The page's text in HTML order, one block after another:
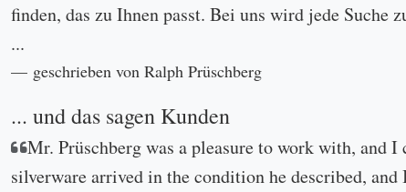
finden, das zu Ihnen passt. Bei uns wird jede Suche
...
geschrieben von Ralph Prüschberg
... und das sagen Kunden
Mr. Prüschberg was a pleasure to work with, and
silverware arrived in the condition he described,